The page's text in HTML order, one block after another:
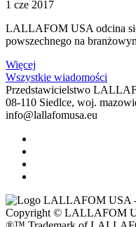
1 cze 2017
LALLAFOM USA odcina
powszechnego na
Więcej
Wszystkie wiadomości
Przedstawicielstwo
08-110 Siedlce, woj.
info@lallafomusa.eu
Copyright © LALLAFOM